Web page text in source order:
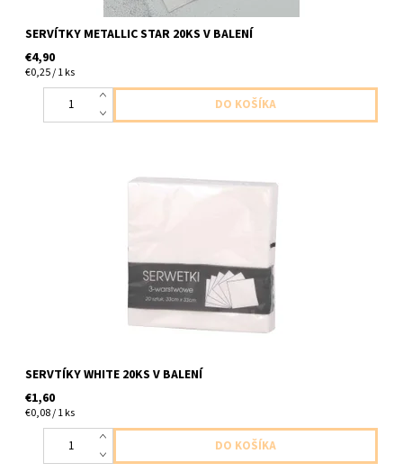
SERVÍTKY METALLIC STAR 20KS V BALENÍ
€4,90
€0,25 / 1 ks
Papierové servítky biele 3vrstvove 20ks v baleni velkost
SERVTÍKY WHITE 20KS V BALENÍ
€1,60
€0,08 / 1 ks